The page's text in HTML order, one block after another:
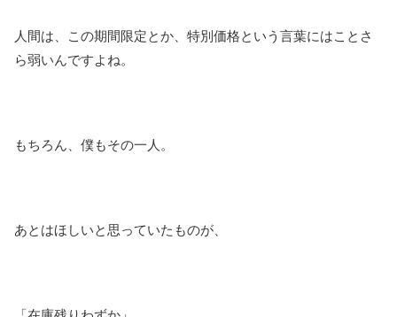
人間は、この期間限定とか、特別価格という言葉にはことさ
ら弱いんですよね。
もちろん、僕もその一人。
あとはほしいと思っていたものが、